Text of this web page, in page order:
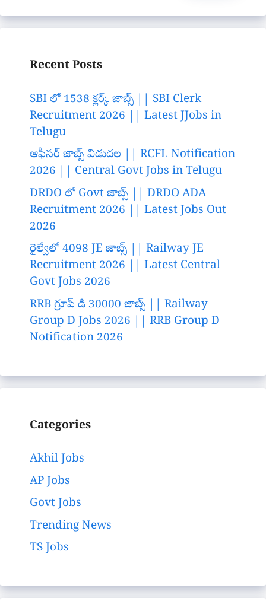
Recent Posts
SBI లో 1538 క్లర్క్ జాబ్స్ || SBI Clerk
Recruitment 2026 || Latest JJobs in
Telugu
ఆఫీసర్ జాబ్స్ విడుదల || RCFL Notification
2026 || Central Govt Jobs in Telugu
DRDO లో Govt జాబ్స్ || DRDO ADA
Recruitment 2026 || Latest Jobs Out
2026
రైల్వేలో 4098 JE జాబ్స్ || Railway JE
Recruitment 2026 || Latest Central
Govt Jobs 2026
RRB గ్రూప్ డి 30000 జాబ్స్ || Railway
Group D Jobs 2026 || RRB Group D
Notification 2026
Categories
Akhil Jobs
AP Jobs
Govt Jobs
Trending News
TS Jobs